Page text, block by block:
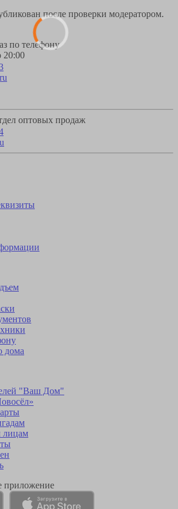
после проверки модератором.
по телефону
20:00
оптовых продаж
дома
"Ваш Дом"
лицам
приложение